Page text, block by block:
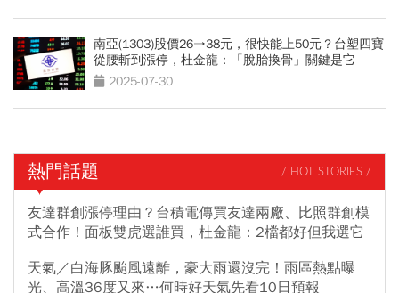
南亞(1303)股價26→38元，很快能上50元？台塑四寶
從腰斬到漲停，杜金龍：「脫胎換骨」關鍵是它
2025-07-30
熱門話題 / HOT STORIES /
友達群創漲停理由？台積電傳買友達兩廠、比照群創模
式合作！面板雙虎選誰買，杜金龍：2檔都好但我選它
天氣／白海豚颱風遠離，豪大雨還沒完！雨區熱點曝
光、高溫36度又來…何時好天氣先看10日預報